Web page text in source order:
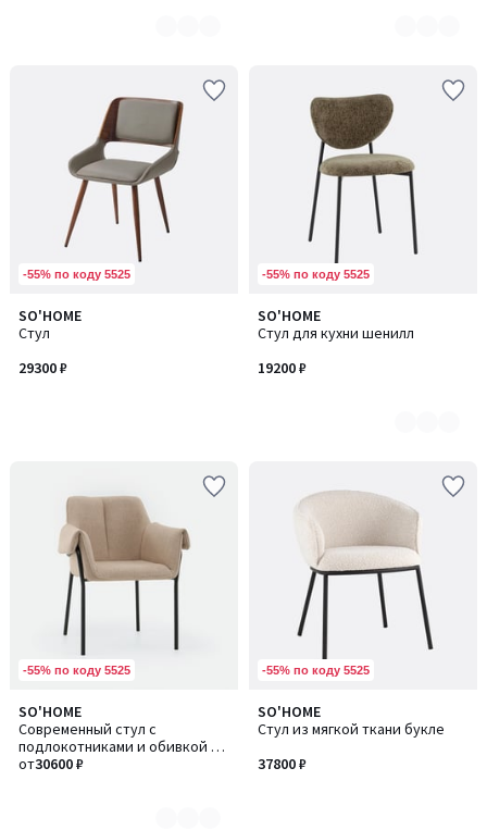
-55% по коду 5525
SO'HOME
Стул
29300 ₽
-55% по коду 5525
SO'HOME
Стул для кухни шенилл
19200 ₽
Количество
цветов:
3
-55% по коду 5525
SO'HOME
Современный стул с
подлокотниками и обивкой из
рогожки
от30600 ₽
Количество
цветов:
2
-55% по коду 5525
SO'HOME
Стул из мягкой ткани букле
37800 ₽